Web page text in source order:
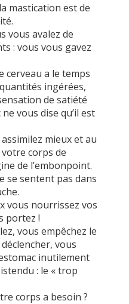
mastication est de
vous avalez de
: vous vous gavez
cerveau a le temps
ingérées,
de satiété
vous dise qu’il est
mieux et au
corps de
de l’embonpoint.
se sentent pas dans
vous nourrissez vos
portez !
vous empêchez le
vous
inutilement
: le « trop
corps a besoin ?